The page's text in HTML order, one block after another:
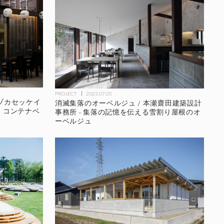
カセッケイ
コンテナベ
PROJECT 2023.07.05
消滅集落のオーベルジュ / 本瀬齋田建築設計
事務所 - 集落の記憶を伝える雪割り屋根のオ
ーベルジュ